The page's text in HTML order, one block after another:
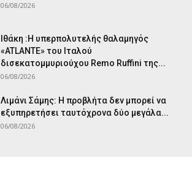
06/08/2026
Ιθάκη :Η υπερπολυτελής θαλαμηγός
«ATLANTE» του Ιταλού
δισεκατομμυριούχου Remo Ruffini της...
06/08/2026
Λιμάνι Σάμης: Η προβλήτα δεν μπορεί να
εξυπηρετήσει ταυτόχρονα δύο μεγάλα...
06/08/2026